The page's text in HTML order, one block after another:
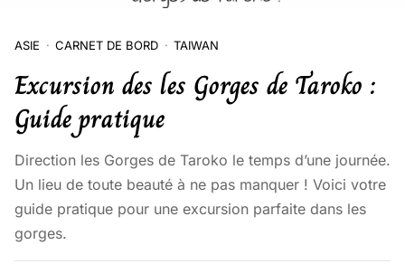
ASIE CARNET DE BORD TAIWAN
Excursion des les Gorges de Taroko :
Guide pratique
Direction les Gorges de Taroko le temps d’une journée.
Un lieu de toute beauté à ne pas manquer ! Voici votre
guide pratique pour une excursion parfaite dans les
gorges.